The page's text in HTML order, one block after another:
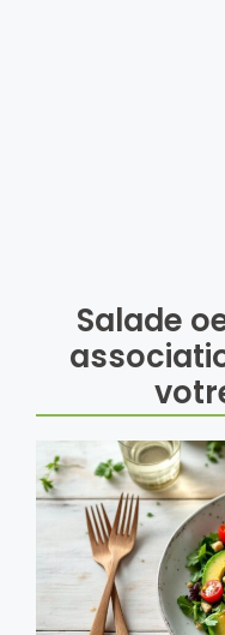
Salade